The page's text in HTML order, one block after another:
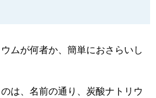
ムが何者か、簡単におさらいし
は、名前の通り、炭酸ナトリウ